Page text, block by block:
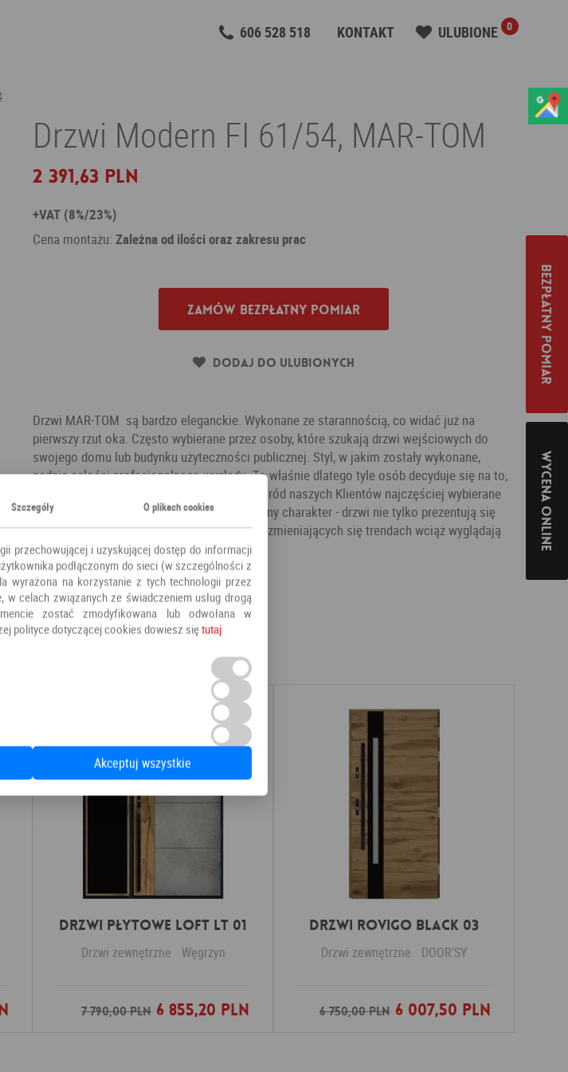
606 528 518 KONTAKT ULUBIONE 0
Drzwi Modern FI 61/54, MAR-TOM
2 391,63 PLN
+VAT (8%/23%)
Cena montażu: Zależna od ilości oraz zakresu prac
Zamów bezpłatny pomiar
Dodaj do ulubionych
Drzwi MAR-TOM są bardzo eleganckie. Wykonane ze starannością, co widać już na
pierwszy rzut oka. Często wybierane przez osoby, które szukają drzwi wejściowych do
swojego domu lub budynku użyteczności publicznej. Styl, w jakim zostały wykonane,
nadaje całości profesjonalnego wyglądu. To właśnie dlatego tyle osób decyduje się na to,
by zastosować te drzwi w miejscu pracy. Wśród naszych Klientów najczęściej wybierane
są ze względu na swój klasyczny i uniwersalny charakter - drzwi nie tylko prezentują się
nienagannie pomimo upływu czasu, ale przy zmieniających się trendach wciąż wyglądają
bardzo atrakcyjnie.
Kategoria:Drzwi zewnętrzne
Producent:MAR-TOM
DRZWI PŁYTOWE LOFT LT 01
Drzwi zewnętrzne Węgrzyn
7 790,00 PLN6 855,20 PLN
Dodaj do ulubionych
DRZWI ROVIGO BLACK 03
Drzwi zewnętrzne DOOR'SY
6 750,00 PLN6 007,50 PLN
Dodaj do ulubionych
Bezpłatny pomiar
Wycena online
Szczegóły O plikach cookies
przechowującej i uzyskującej dostęp do informacji
podłączonym do sieci (w szczególności z
wyrażona na korzystanie z tych technologii przez
celach związanych ze świadczeniem usług drogą
zostać zmodyfikowana lub odwołana w
polityce dotyczącej cookies dowiesz siętutaj
Akceptuj wszystkie